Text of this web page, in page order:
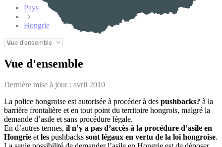
Pays
Hongrie
Vue d'ensemble
Dernière mise à jour : avril 2010
La police hongroise est autorisée à procéder à des pushbacks? à la
barrière frontalière et en tout point du territoire hongrois, malgré la
demande d’asile et sans procédure légale.
En d’autres termes, il n’y a pas d’accès à la procédure d’asile en
Hongrie et les pushbacks sont légaux en vertu de la loi hongroise.